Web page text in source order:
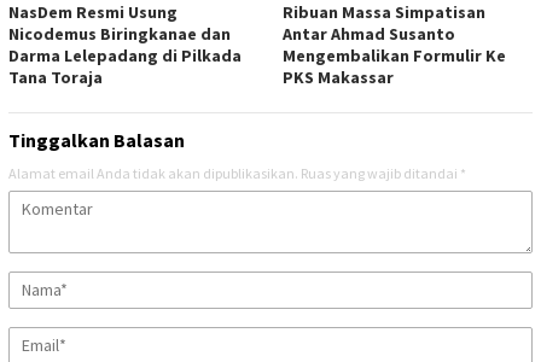
NasDem Resmi Usung
Nicodemus Biringkanae dan
Darma Lelepadang di Pilkada
Tana Toraja
Ribuan Massa Simpatisan
Antar Ahmad Susanto
Mengembalikan Formulir Ke
PKS Makassar
Tinggalkan Balasan
Alamat email Anda tidak akan dipublikasikan. Ruas yang wajib ditandai *